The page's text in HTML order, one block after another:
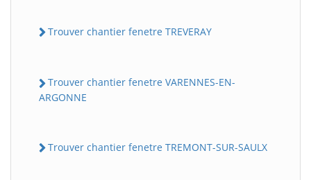
Trouver chantier fenetre TREVERAY
Trouver chantier fenetre VARENNES-EN-
ARGONNE
Trouver chantier fenetre TREMONT-SUR-SAULX